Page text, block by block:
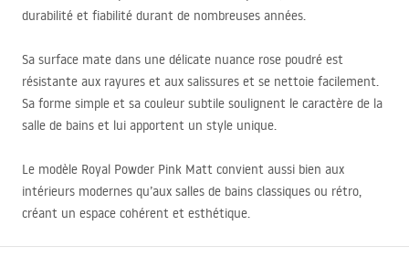
durabilité et fiabilité durant de nombreuses années.
Sa surface mate dans une délicate nuance rose poudré est
résistante aux rayures et aux salissures et se nettoie facilement.
Sa forme simple et sa couleur subtile soulignent le caractère de la
salle de bains et lui apportent un style unique.
Le modèle Royal Powder Pink Matt convient aussi bien aux
intérieurs modernes qu’aux salles de bains classiques ou rétro,
créant un espace cohérent et esthétique.